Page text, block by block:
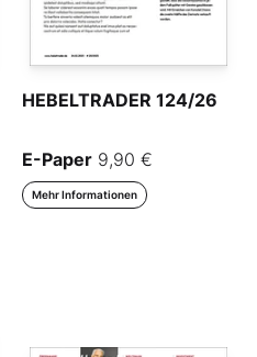
HEBELTRADER 124/26
E-Paper 9,90 €
Mehr Informationen